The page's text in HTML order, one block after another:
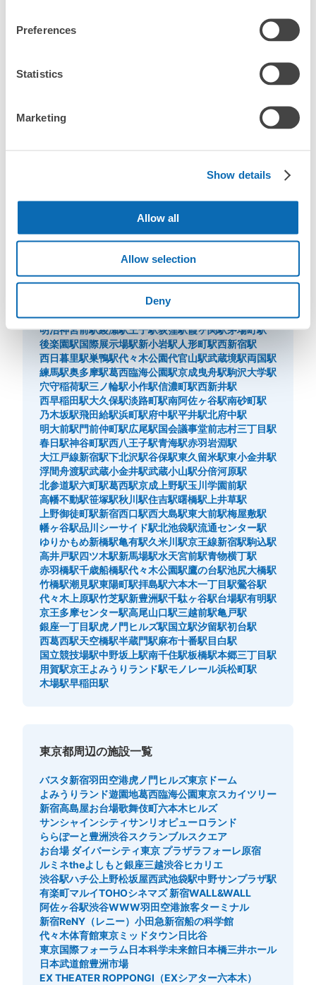
Preferences
Statistics
Marketing
Show details
Allow all
Allow selection
Deny
錦糸町駅 大手町駅
自由が丘駅新宿三丁目駅神田駅水道橋駅大門駅
飯田橋駅蒲田駅
田町駅東銀座駅八王子駅目黒駅押上駅御茶ノ水駅
赤坂駅多摩センター駅
築地駅調布駅天王洲アイル駅東京テレポート駅
日暮里駅豊洲駅溜池山王駅京急蒲田駅高円寺駅高尾駅
四ツ谷駅市ヶ谷駅
青山一丁目駅大崎駅大森駅大塚駅東新宿駅八丁堀駅
明治神宮前駅綾瀬駅王子駅荻窪駅霞ヶ関駅茅場町駅
後楽園駅国際展示場駅新小岩駅 人形町駅西新宿駅
西日暮里駅巣鴨駅代々木公園代官山駅武蔵境駅両国駅
練馬駅奥多摩駅葛西臨海公園駅京成曳舟駅駒沢大学駅
穴守稲荷駅三ノ輪駅小作駅信濃町駅西新井駅
西早稲田駅大久保駅淡路町駅南阿佐ヶ谷駅南砂町駅
乃木坂駅飛田給駅浜町駅府中駅平井駅北府中駅
明大前駅門前仲町駅広尾駅国会議事堂前志村三丁目駅
春日駅神谷町駅西八王子駅青海駅赤羽岩淵駅
大江戸線新宿駅下北沢駅谷保駅東久留米駅東小金井駅
浮間舟渡駅武蔵小金井駅武蔵小山駅分倍河原駅
北参道駅六町駅葛西駅京成上野駅玉川学園前駅
高幡不動駅笹塚駅秋川駅住吉駅曙橋駅 上井草駅
上野御徒町駅新宿西口駅西大島駅東大前駅梅屋敷駅
幡ヶ谷駅品川シーサイド駅北池袋駅流通センター駅
ゆりかもめ新橋駅亀有駅久米川駅京王線新宿駅駒込駅
高井戸駅四ツ木駅新馬場駅水天宮前駅青物横丁駅
赤羽橋駅千歳船橋駅代々木公園駅鷹の台駅池尻大橋駅
竹橋駅潮見駅東陽町駅拝島駅六本木一丁目駅鶯谷駅
代々木上原駅竹芝駅新豊洲駅千駄ヶ谷駅台場駅有明駅
京王多摩センター駅高尾山口駅三越前駅亀戸駅
銀座一丁目駅虎ノ門ヒルズ駅国立駅汐留駅初台駅
西葛西駅天空橋駅半蔵門駅麻布十番駅目白駅
国立競技場駅中野坂上駅南千住駅板橋駅本郷三丁目駅
用賀駅京王よみうりランド駅モノレール浜松町駅
木場駅早稲田駅
東京都周辺の施設一覧
バスタ新宿羽田空港虎ノ門ヒルズ東京ドーム
よみうりランド遊園地葛西臨海公園東京スカイツリー
新宿高島屋お台場歌舞伎町六本木ヒルズ
サンシャインシティサンリオピューロランド
ららぽーと豊洲渋谷スクランブルスクエア
お台場 ダイバーシティ東京 プラザラフォーレ原宿
ルミネtheよしもと銀座三越渋谷ヒカリエ
渋谷駅ハチ公 上野松坂屋西武池袋駅中野サンプラザ駅
有楽町マルイTOHOシネマズ 新宿WALL&WALL
阿佐ヶ谷駅渋谷WWW羽田空港旅客ターミナル
新宿ReNY（レニー） 小田急新宿船の科学館
代々木体育館東京ミッドタウン日比谷
東京国際フォーラム日本科学未来館日本橋三井ホール
日本武道館豊洲市場
EX THEATER ROPPONGI（EXシアター六本木）